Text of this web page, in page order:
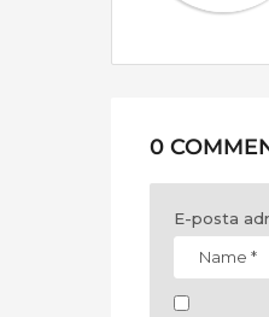
0
E-posta